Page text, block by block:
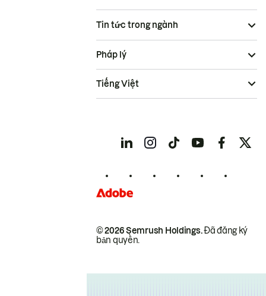
Tin tức trong ngành
© 2026 Semrush Holdings.Đã đăng ký
bản quyền.
Pháp lý
Tiếng Việt